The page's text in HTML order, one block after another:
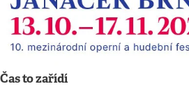
Čas to zařídí